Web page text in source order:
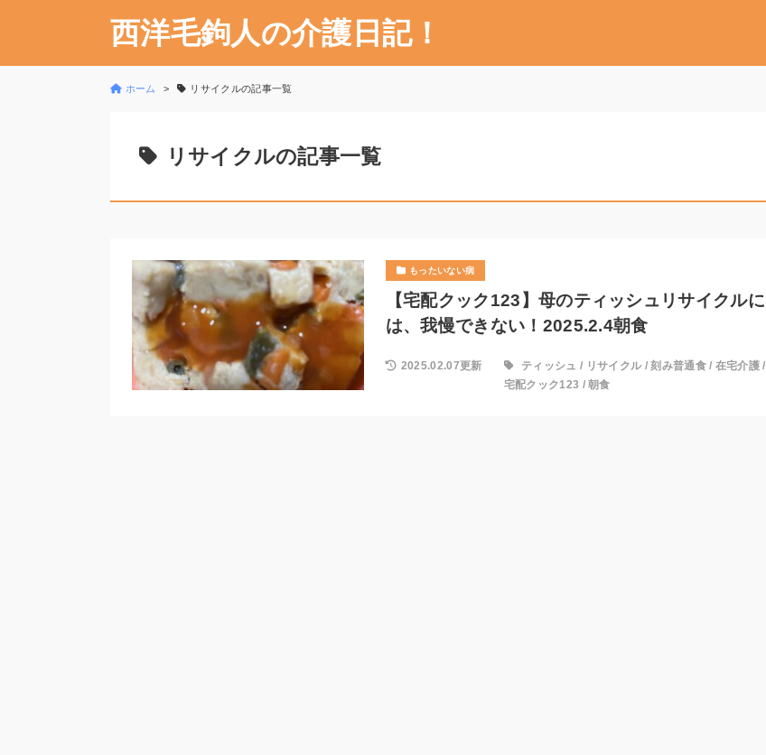
西洋毛鉤人の介護日記！
ホーム リサイクルの記事一覧
リサイクルの記事一覧
もったいない病
【宅配クック123】母のティッシュリサイクルに
は、我慢できない！2025.2.4朝食
2025.02.07更新 ティッシュ / リサイクル /刻み普通食/ 在宅介護 /
宅配クック123 /朝食